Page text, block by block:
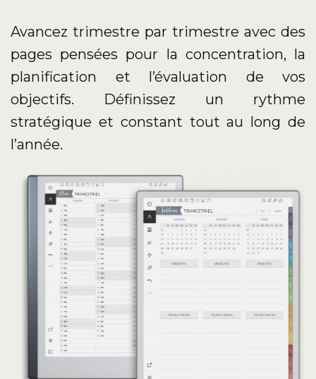
Avancez trimestre par trimestre avec des
pages pensées pour la concentration, la
planification et l’évaluation de vos
objectifs. Définissez un rythme
stratégique et constant tout au long de
l’année.